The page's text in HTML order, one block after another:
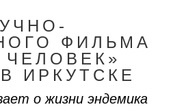
ФИЛЬМА
ИРКУТСКЕ
о жизни эндемика